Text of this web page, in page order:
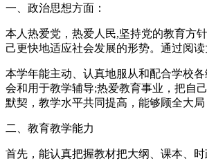
一、政治思想方面：
本人热爱党，热爱人民,坚持党的教育方
己更快地适应社会发展的形势。通过阅
本学年能主动、认真地服从和配合学校
会和用于教学辅导;热爱教育事业，把自
默契，教学水平共同提高，能够顾全大
二、教育教学能力
首先，能认真把握教材把大纲、课本、